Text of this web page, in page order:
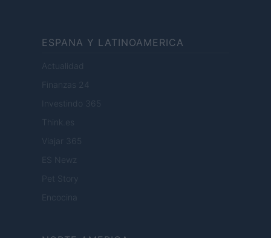
ESPANA Y LATINOAMERICA
Actualidad
Finanzas 24
Investindo 365
Think.es
Viajar 365
ES Newz
Pet Story
Encocina